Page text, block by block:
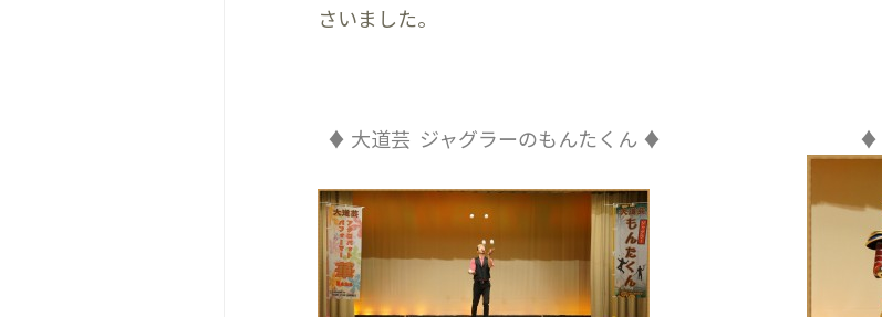
さいました。
♦ 大道芸 ジャグラーのもんたくん ♦ ♦